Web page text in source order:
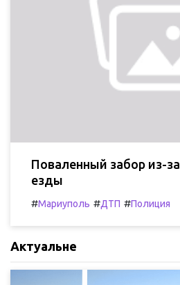
Поваленный забор из-
езды
#Мариуполь #ДТП #Полиция
Актуальне